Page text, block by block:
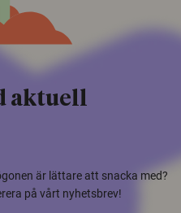
aktuell
är lättare att snacka med?
på vårt nyhetsbrev!